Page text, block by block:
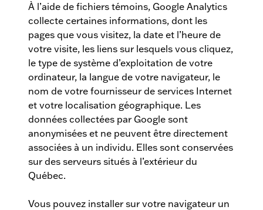
À l’aide de fichiers témoins, Google Analytics
collecte certaines informations, dont les
pages que vous visitez, la date et l’heure de
votre visite, les liens sur lesquels vous cliquez,
le type de système d’exploitation de votre
ordinateur, la langue de votre navigateur, le
nom de votre fournisseur de services Internet
et votre localisation géographique. Les
données collectées par Google sont
anonymisées et ne peuvent être directement
associées à un individu. Elles sont conservées
sur des serveurs situés à l’extérieur du
Québec.
Vous pouvez installer sur votre navigateur un